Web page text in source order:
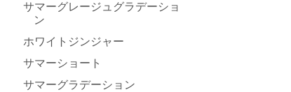
サマーグレージュグラデーショ
ン
ホワイトジンジャー
サマーショート
サマーグラデーション